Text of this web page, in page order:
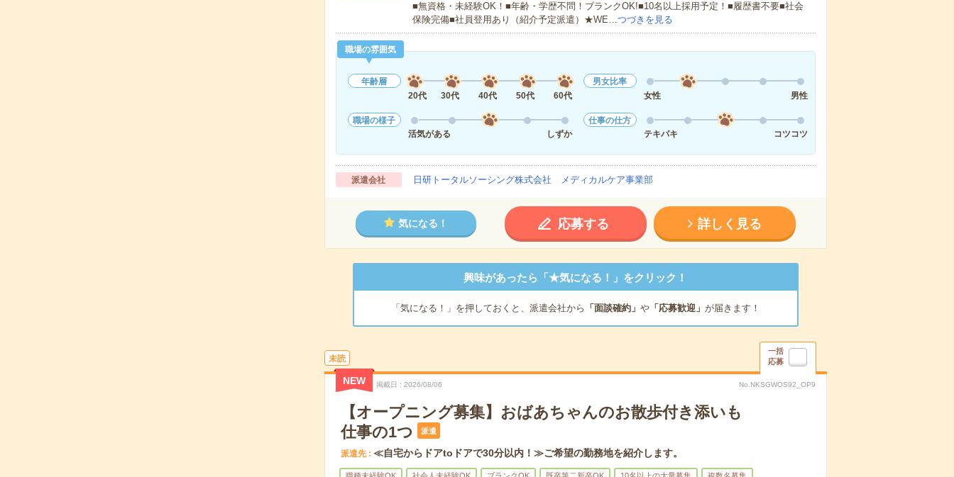
■無資格・未経験OK！■年齢・学歴不問！ブランクOK!■10名以上採用予定！■履歴書不要■社会
保険完備■社員登用あり（紹介予定派遣）★WE…つづきを見る
職場の雰囲気
年齢層
20代
30代 40代 50代 60代
男女比率
女性
男性
職場の様子
活気がある
しずか
仕事の仕方
テキパキ
コツコツ
派遣会社 日研トータルソーシング株式会社 メディカルケア事業部
気になる！ 応募する 詳しく見る
興味があったら「★気になる！」をクリック！
「気になる！」を押しておくと、派遣会社から 「面談確約」 や「応募歓迎」 が届きます！
未読
一括
応募
NEW 掲載日 2026/08/06 No.NKSGWOS92_OP9
【オープニング募集】おばあちゃんのお散歩付き添いも
仕事の1つ
派遣
派遣先 ≪自宅からドアtoドアで30分以内！≫ご希望の勤務地を紹介します。